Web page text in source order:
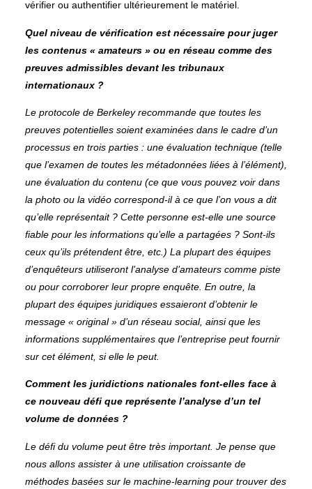
vérifier ou authentifier ultérieurement le matériel.
Quel niveau de vérification est nécessaire pour juger
les contenus « amateurs » ou en réseau comme des
preuves admissibles devant les tribunaux
internationaux ?
Le protocole de Berkeley recommande que toutes les
preuves potentielles soient examinées dans le cadre d’un
processus en trois parties : une évaluation technique (telle
que l’examen de toutes les métadonnées liées à l’élément),
une évaluation du contenu (ce que vous pouvez voir dans
la photo ou la vidéo correspond-il à ce que l’on vous a dit
qu’elle représentait ? Cette personne est-elle une source
fiable pour les informations qu’elle a partagées ? Sont-ils
ceux qu’ils prétendent être, etc.) La plupart des équipes
d’enquêteurs utiliseront l’analyse d’amateurs comme piste
ou pour corroborer leur propre enquête. En outre, la
plupart des équipes juridiques essaieront d’obtenir le
message « original » d’un réseau social, ainsi que les
informations supplémentaires que l’entreprise peut fournir
sur cet élément, si elle le peut.
Comment les juridictions nationales font-elles face à
ce nouveau défi que représente l’analyse d’un tel
volume de données ?
Le défi du volume peut être très important. Je pense que
nous allons assister à une utilisation croissante de
méthodes basées sur le machine-learning pour trouver des